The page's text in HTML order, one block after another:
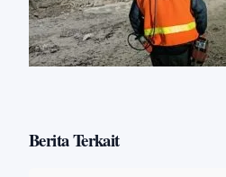
Berita Terkait